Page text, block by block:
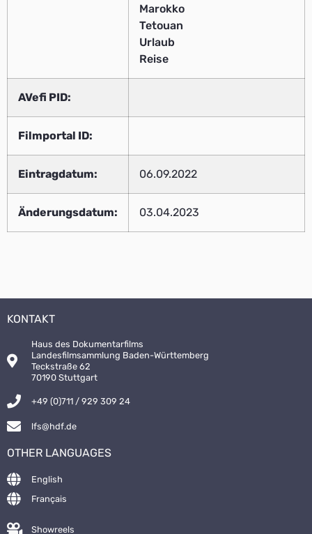
Marokko
Tetouan
Urlaub
Reise
AVefi PID:
Filmportal ID:
Eintragdatum: 06.09.2022
Änderungsdatum: 03.04.2023
KONTAKT
Haus des Dokumentarfilms
Landesfilmsammlung Baden-Württemberg
Teckstraße 62
70190 Stuttgart
+49 (0)711 / 929 309 24
lfs@hdf.de
OTHER LANGUAGES
English
Français
Showreels